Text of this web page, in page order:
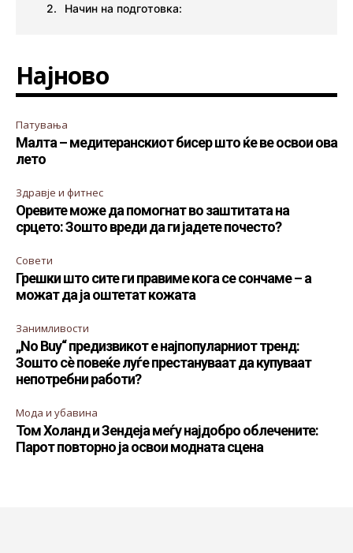
Начин на подготовка:
Најново
Патувања
Малта – медитеранскиот бисер што ќе ве освои ова
лето
Здравје и фитнес
Оревите може да помогнат во заштитата на
срцето: Зошто вреди да ги јадете почесто?
Совети
Грешки што сите ги правиме кога се сончаме – а
можат да ја оштетат кожата
Занимливости
„No Buy“ предизвикот е најпопуларниот тренд:
Зошто сè повеќе луѓе престануваат да купуваат
непотребни работи?
Мода и убавина
Том Холанд и Зендеја меѓу најдобро облечените:
Парот повторно ја освои модната сцена